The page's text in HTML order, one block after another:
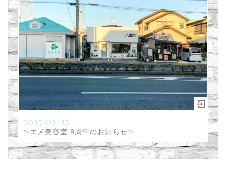
2025/02/25
✨エメ美容室 8周年のお知らせ✨